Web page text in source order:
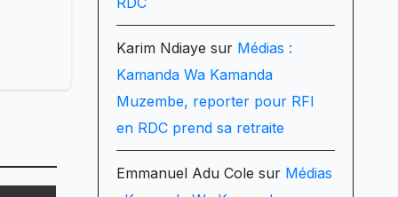
Karim Ndiaye sur Médias :
Kamanda Wa Kamanda
Muzembe, reporter pour RFI
en RDC prend sa retraite
Emmanuel Adu Cole sur Médias